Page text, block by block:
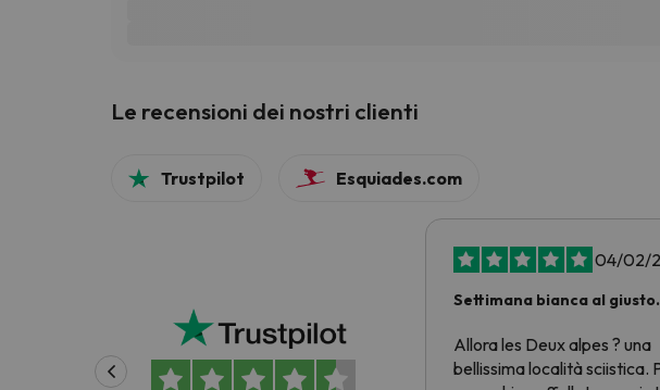
Le recensioni dei nostri clienti
Trustpilot Esquiades.com
04/02/
Settimana bianca al giusto
Allora les Deux alpes ? una
bellissima località sciistica.